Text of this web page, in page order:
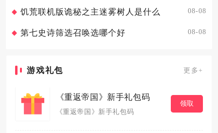
饥荒联机版诡秘之主迷雾树人是什么 08-08
第七史诗筛选召唤选哪个好 08-08
游戏礼包 更多+
《重返帝国》新手礼包码
《重返帝国》新手礼包码
领取